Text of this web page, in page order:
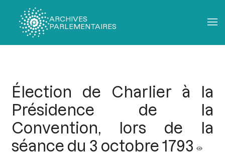
ARCHIVES
PARLEMENTAIRES
Élection de Charlier à la
Présidence de la
Convention, lors de la
séance du 3 octobre 1793